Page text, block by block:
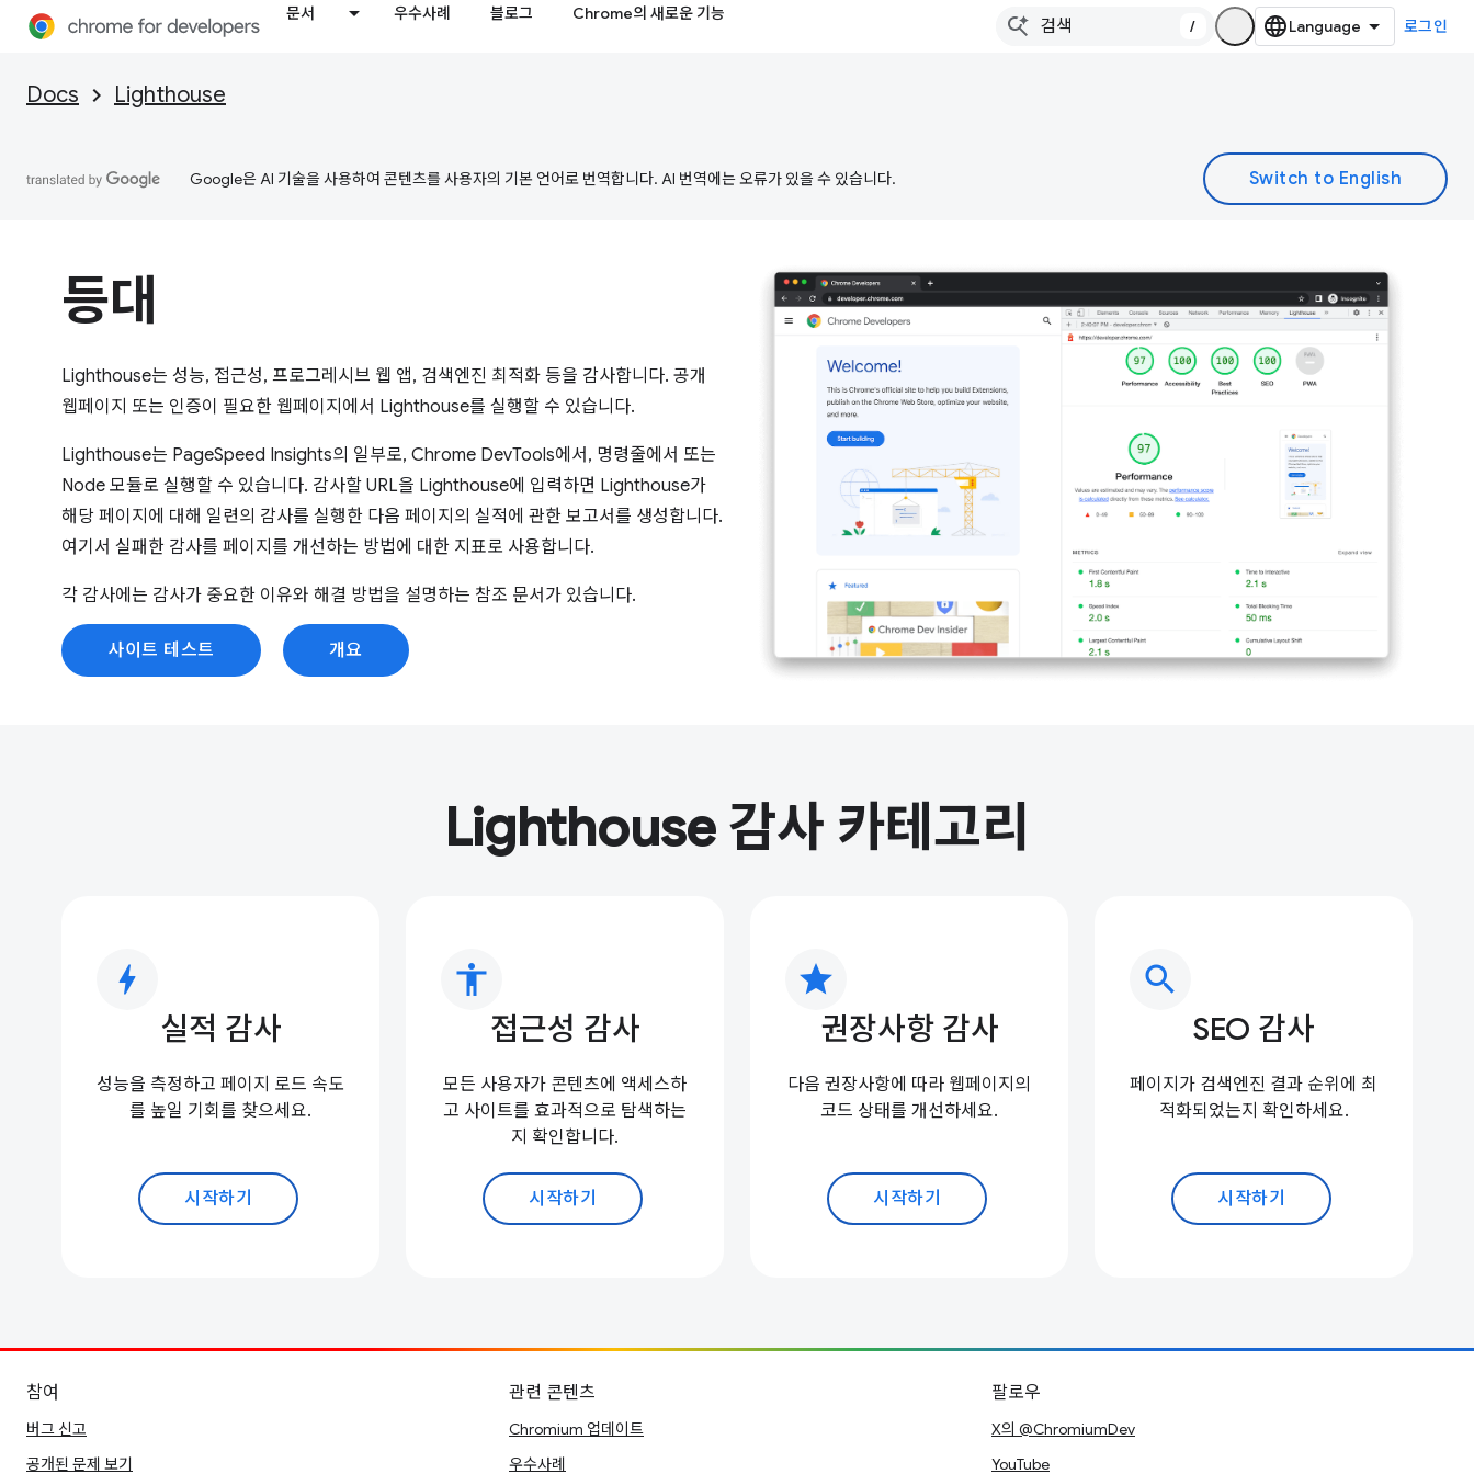
문서 우수사례 블로그 Chrome의 새로운 기능
/ 로그인
Docs Lighthouse
Google은 AI 기술을 사용하여 콘텐츠를 사용자의 기본 언어로 번역합니다. AI 번역에는 오류가 있을 수 있습니다.
등대
Lighthouse는 성능, 접근성, 프로그레시브 웹 앱, 검색엔진 최적화 등을 감사합니다. 공개
웹페이지 또는 인증이 필요한 웹페이지에서 Lighthouse를 실행할 수 있습니다.
Lighthouse는 PageSpeed Insights의 일부로, Chrome DevTools에서, 명령줄에서 또는
Node 모듈로 실행할 수 있습니다. 감사할 URL을 Lighthouse에 입력하면 Lighthouse가
해당 페이지에 대해 일련의 감사를 실행한 다음 페이지의 실적에 관한 보고서를 생성합니다.
여기서 실패한 감사를 페이지를 개선하는 방법에 대한 지표로 사용합니다.
각 감사에는 감사가 중요한 이유와 해결 방법을 설명하는 참조 문서가 있습니다.
사이트 테스트 개요
Lighthouse 감사 카테고리
bolt
실적 감사
성능을 측정하고 페이지 로드 속도
를 높일 기회를 찾으세요.
시작하기
accessibility
접근성 감사
모든 사용자가 콘텐츠에 액세스하
고 사이트를 효과적으로 탐색하는
지 확인합니다.
시작하기
star
권장사항 감사
다음 권장사항에 따라 웹페이지의
코드 상태를 개선하세요.
시작하기
search
SEO 감사
페이지가 검색엔진 결과 순위에 최
적화되었는지 확인하세요.
시작하기
참여
버그 신고
공개된 문제 보기
관련 콘텐츠
Chromium 업데이트
우수사례
팔로우
X의 @ChromiumDev
YouTube